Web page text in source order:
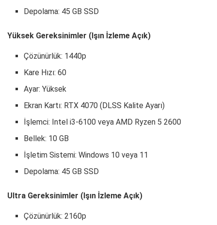
Depolama: 45 GB SSD
Yüksek Gereksinimler (Işın İzleme Açık)
Çözünürlük: 1440p
Kare Hızı: 60
Ayar: Yüksek
Ekran Kartı: RTX 4070 (DLSS Kalite Ayarı)
İşlemci: Intel i3-6100 veya AMD Ryzen 5 2600
Bellek: 10 GB
İşletim Sistemi: Windows 10 veya 11
Depolama: 45 GB SSD
Ultra Gereksinimler (Işın İzleme Açık)
Çözünürlük: 2160p